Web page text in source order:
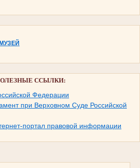
ССЫЛКИ:
Федерации
при Верховном Суде Российской
портал правовой информации